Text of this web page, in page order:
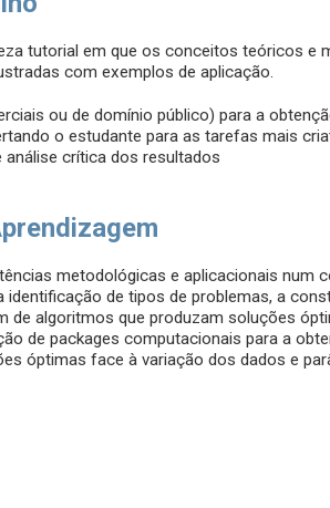
tutorial em que os conceitos teóricos e
com exemplos de aplicação.
ou de domínio público) para a
o estudante para as tarefas mais
crítica dos resultados
metodológicas e aplicacionais num
identificação de tipos de problemas, a
de algoritmos que produzam soluções
de packages computacionais para a
óptimas face à variação dos dados e